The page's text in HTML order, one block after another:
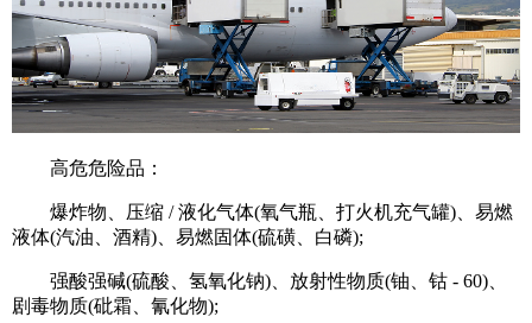
高危危险品：
爆炸物、压缩 / 液化气体(氧气瓶、打火机充气罐)、易燃
液体(汽油、酒精)、易燃固体(硫磺、白磷);
强酸强碱(硫酸、氢氧化钠)、放射性物质(铀、钴 - 60)、
剧毒物质(砒霜、氰化物);